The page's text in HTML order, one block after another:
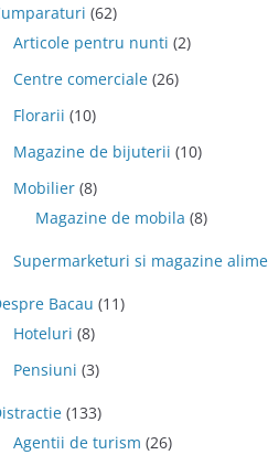
(62)
Articole pentru nunti (2)
Centre comerciale (26)
Florarii (10)
Magazine de bijuterii (10)
Mobilier (8)
Magazine de mobila (8)
Supermarketuri si magazine
Bacau (11)
Hoteluri (8)
Pensiuni (3)
(133)
Agentii de turism (26)